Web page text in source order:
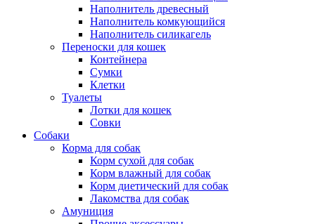
Наполнитель древесный
Наполнитель комкующийся
Наполнитель силикагель
Переноски для кошек
Контейнера
Сумки
Клетки
Туалеты
Лотки для кошек
Совки
Собаки
Корма для собак
Корм сухой для собак
Корм влажный для собак
Корм диетический для собак
Лакомства для собак
Амуниция